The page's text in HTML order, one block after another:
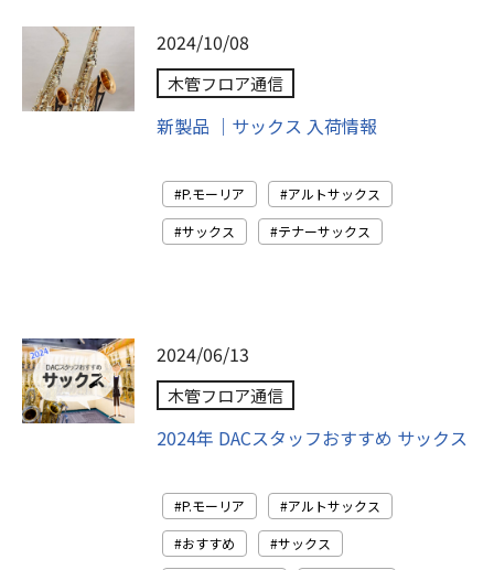
2024/10/08
木管フロア通信
新製品 ｜サックス 入荷情報
P.モーリア
アルトサックス
サックス
テナーサックス
2024/06/13
木管フロア通信
2024年 DACスタッフおすすめ サックス
P.モーリア
アルトサックス
おすすめ
サックス